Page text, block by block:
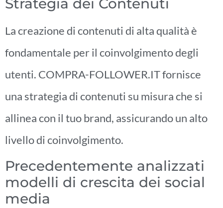
La creazione di contenuti di alta qualità è
fondamentale per il coinvolgimento degli
utenti. COMPRA-FOLLOWER.IT fornisce
una strategia di contenuti su misura che si
allinea con il tuo brand, assicurando un alto
livello di coinvolgimento.
Precedentemente analizzati
modelli di crescita dei social
media